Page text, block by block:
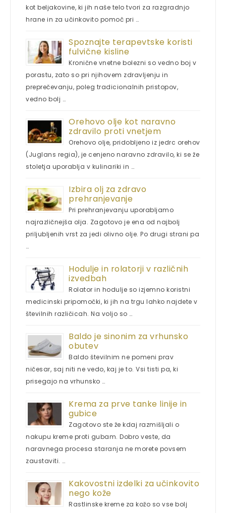
kot beljakovine, ki jih naše telo tvori za razgradnjo
hrane in za učinkovito pomoč pri …
Spoznajte terapevtske koristi
fulvične kisline
Kronične vnetne bolezni so vedno boj v
porastu, zato so pri njihovem zdravljenju in
preprečevanju, poleg tradicionalnih pristopov,
vedno bolj …
Orehovo olje kot naravno
zdravilo proti vnetjem
Orehovo olje, pridobljeno iz jedrc orehov
(Juglans regia), je cenjeno naravno zdravilo, ki se že
stoletja uporablja v kulinariki in …
Izbira olj za zdravo
prehranjevanje
Pri prehranjevanju uporabljamo
najrazličnejša olja. Zagotovo je ena od najbolj
priljubljenih vrst za jedi olivno olje. Po drugi strani pa
…
Hodulje in rolatorji v različnih
izvedbah
Rolator in hodulje so izjemno koristni
medicinski pripomočki, ki jih na trgu lahko najdete v
številnih različicah. Na voljo so …
Baldo je sinonim za vrhunsko
obutev
Baldo številnim ne pomeni prav
ničesar, saj niti ne vedo, kaj je to. Vsi tisti pa, ki
prisegajo na vrhunsko …
Krema za prve tanke linije in
gubice
Zagotovo ste že kdaj razmišljali o
nakupu kreme proti gubam. Dobro veste, da
naravnega procesa staranja ne morete povsem
zaustaviti. …
Kakovostni izdelki za učinkovito
nego kože
Rastlinske kreme za kožo so vse bolj